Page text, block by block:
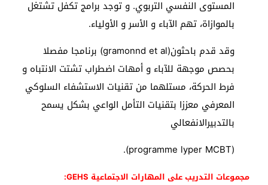
المستوى النفسي التربوي. و توجد برامج تكفل تشتغل
بالموازاة، تهم الآباء و الأسر و الأولياء.
وقد قدم باحثون(gramonnd et al) برنامجا مفصلا
بحصص موجهة للآباء و أمهات اضطراب تشتت الانتباه و
فرط الحركة، مستلهما من تقنيات الاستشفاء السلوكي
المعرفي معززا بتقنيات التأمل الواعي بشكل يسمح
بالتدبيرالانفعالي
(programme lyper MCBT).
مجموعات التدريب على المهارات الاجتماعية GEHS: